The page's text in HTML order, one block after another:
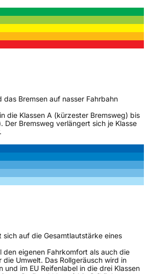
das Bremsen auf nasser Fahrbahn
die Klassen A (kürzester Bremsweg) bis
Der Bremsweg verlängert sich je Klasse
sich auf die Gesamtlautstärke eines
den eigenen Fahrkomfort als auch die
Umwelt. Das Rollgeräusch wird in
und im EU Reifenlabel in die drei Klassen